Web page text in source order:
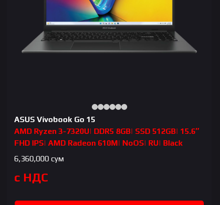
ASUS Vivobook Go 15
AMD Ryzen 3-7320U| DDR5 8GB| SSD 512GB| 15.6″
FHD IPS| AMD Radeon 610M| NoOS| RU| Black
6,360,000 сум
с НДС